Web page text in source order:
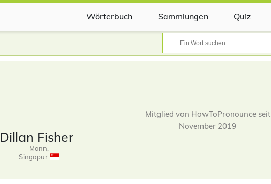
Wörterbuch Sammlungen Quiz
Dillan Fisher
Mann,
Singapur
Mitglied von HowToPronounce seit
November 2019